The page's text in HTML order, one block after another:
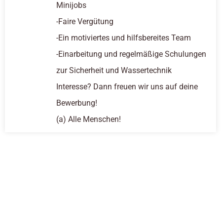
Minijobs
-Faire Vergütung
-Ein motiviertes und hilfsbereites Team
-Einarbeitung und regelmäßige Schulungen
zur Sicherheit und Wassertechnik
Interesse? Dann freuen wir uns auf deine
Bewerbung!
(a) Alle Menschen!